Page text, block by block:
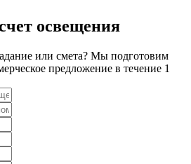
освещения
или смета? Мы подготовим
предложение в течение 1